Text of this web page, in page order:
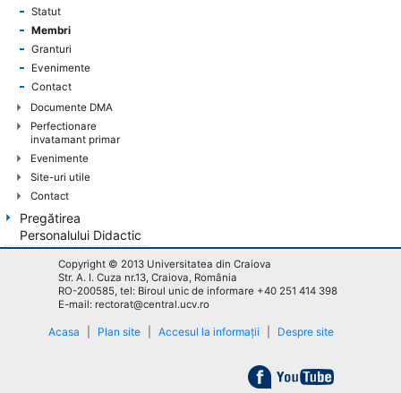
Statut
Membri
Granturi
Evenimente
Contact
Documente DMA
Perfectionare
invatamant primar
Evenimente
Site-uri utile
Contact
Pregătirea
Personalului Didactic
Copyright © 2013 Universitatea din Craiova
Str. A. I. Cuza nr.13, Craiova, România
RO-200585, tel: Biroul unic de informare +40 251 414 398
E-mail: rectorat@central.ucv.ro
Acasa Plan site Accesul la informații Despre site